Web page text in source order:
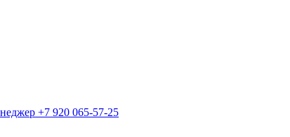
+7 920 065-57-25